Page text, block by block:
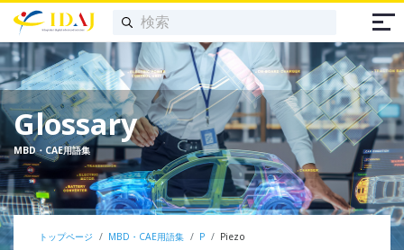
Glossary
MBD・CAE用語集
トップページ MBD・CAE用語集 P Piezo